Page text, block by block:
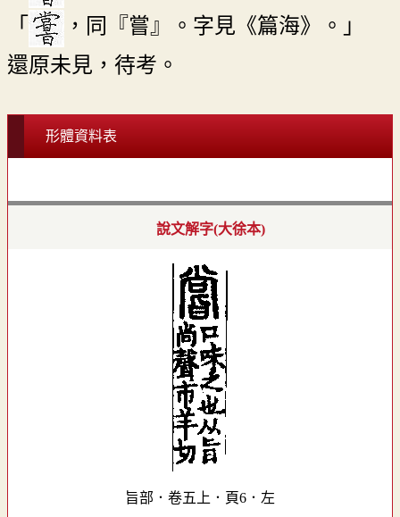
「
，同『嘗』。字見《篇海》。」
還原未見，待考。
形體資料表
說文解字(大徐本)
旨部．卷五上．頁6．左